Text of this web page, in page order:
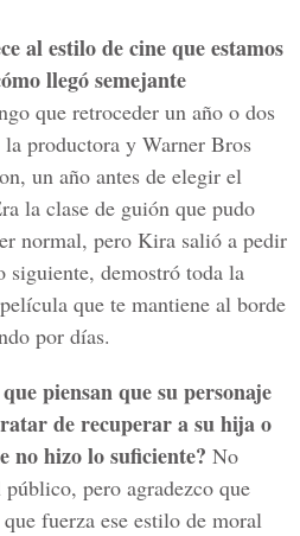
al estilo de cine que estamos
llegó semejante
que retroceder un año o dos
productora y Warner Bros
un año antes de elegir el
la clase de guión que pudo
normal, pero Kira salió a pedir
demostró toda la
que te mantiene al borde
por días.
piensan que su personaje
de recuperar a su hija o
no hizo lo suficiente? No
pero agradezco que
fuerza ese estilo de moral